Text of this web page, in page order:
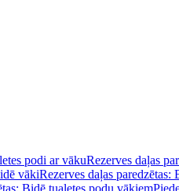
podi ar vākuRezerves daļas
vākiRezerves daļas paredzētas:
Bidē tualetes podu vākiem